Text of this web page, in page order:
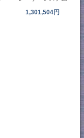
1,301,504円